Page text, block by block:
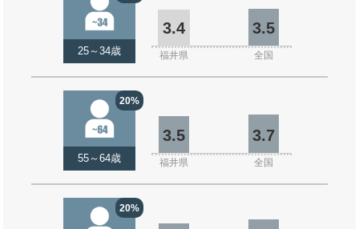
25～34歳
3.4 3.5
福井県 全国
20%
55～64歳
3.5 3.7
福井県 全国
20%